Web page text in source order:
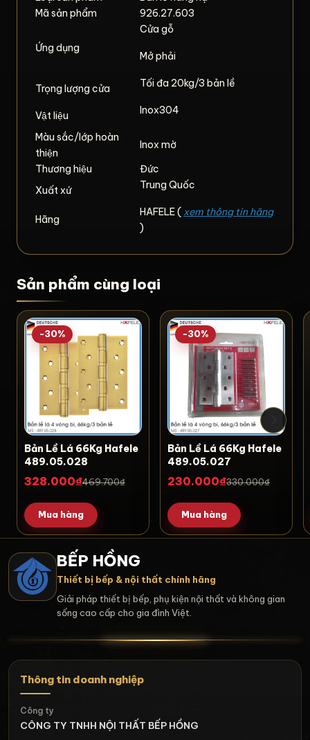
Mã sản phẩm
926.27.603
Ứng dụng
Cửa gỗ
Mở phải
Trọng lượng cửa Tối đa 20kg/3 bản lề
Vật liệu Inox304
Màu sắc/lớp hoàn
thiện
Inox mờ
Thương hiệu
Đức
Xuất xứ
Trung Quốc
Hãng
HAFELE ( xem thông tin hãng
)
Sản phẩm cùng loại
-30%
Bản Lề Lá 66Kg Hafele
489.05.028
328.000₫469.700₫
Mua hàng
-30%
Bản Lề Lá 66Kg Hafele
489.05.027
230.000₫330.000₫
Mua hàng
BẾP HỒNG
Thiết bị bếp & nội thất chính hãng
Giải pháp thiết bị bếp, phụ kiện nội thất và không gian
sống cao cấp cho gia đình Việt.
Thông tin doanh nghiệp
Công ty
CÔNG TY TNHH NỘI THẤT BẾP HỒNG